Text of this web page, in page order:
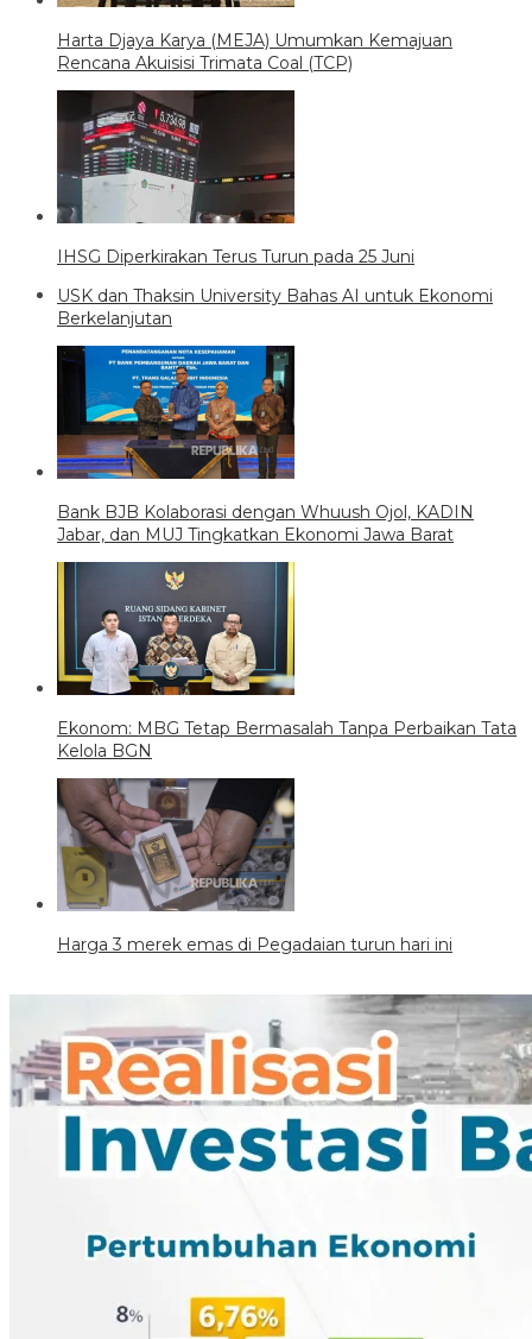
Harta Djaya Karya (MEJA) Umumkan Kemajuan
Rencana Akuisisi Trimata Coal (TCP)
IHSG Diperkirakan Terus Turun pada 25 Juni
USK dan Thaksin University Bahas AI untuk Ekonomi
Berkelanjutan
Bank BJB Kolaborasi dengan Whuush Ojol, KADIN
Jabar, dan MUJ Tingkatkan Ekonomi Jawa Barat
Ekonom: MBG Tetap Bermasalah Tanpa Perbaikan Tata
Kelola BGN
Harga 3 merek emas di Pegadaian turun hari ini